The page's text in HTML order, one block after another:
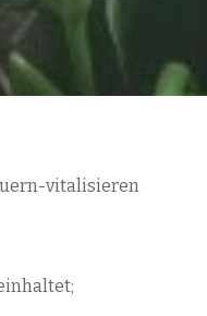
vitalisieren